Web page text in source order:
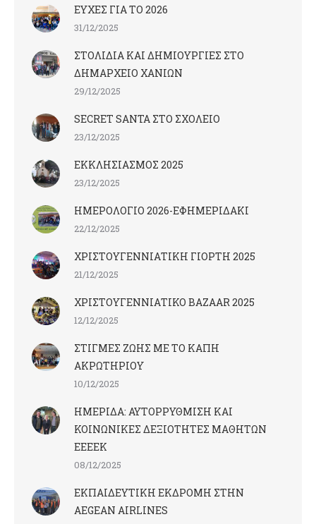
ΕΥΧΕΣ ΓΙΑ ΤΟ 2026
31/12/2025
ΣΤΟΛΙΔΙΑ ΚΑΙ ΔΗΜΙΟΥΡΓΙΕΣ ΣΤΟ
ΔΗΜΑΡΧΕΙΟ ΧΑΝΙΩΝ
29/12/2025
SECRET SANTA ΣΤΟ ΣΧΟΛΕΙΟ
23/12/2025
ΕΚΚΛΗΣΙΑΣΜΟΣ 2025
23/12/2025
ΗΜΕΡΟΛΟΓΙΟ 2026-ΕΦΗΜΕΡΙΔΑΚΙ
22/12/2025
ΧΡΙΣΤΟΥΓΕΝΝΙΑΤΙΚΗ ΓΙΟΡΤΗ 2025
21/12/2025
ΧΡΙΣΤΟΥΓΕΝΝΙΑΤΙΚΟ BAZAAR 2025
12/12/2025
ΣΤΙΓΜΕΣ ΖΩΗΣ ΜΕ ΤΟ ΚΑΠΗ
ΑΚΡΩΤΗΡΙΟΥ
10/12/2025
ΗΜΕΡΙΔΑ: ΑΥΤΟΡΡΥΘΜΙΣΗ ΚΑΙ
ΚΟΙΝΩΝΙΚΕΣ ΔΕΞΙΟΤΗΤΕΣ ΜΑΘΗΤΩΝ
ΕΕΕΕΚ
08/12/2025
ΕΚΠΑΙΔΕΥΤΙΚΗ ΕΚΔΡΟΜΗ ΣΤΗΝ
AEGEAN AIRLINES